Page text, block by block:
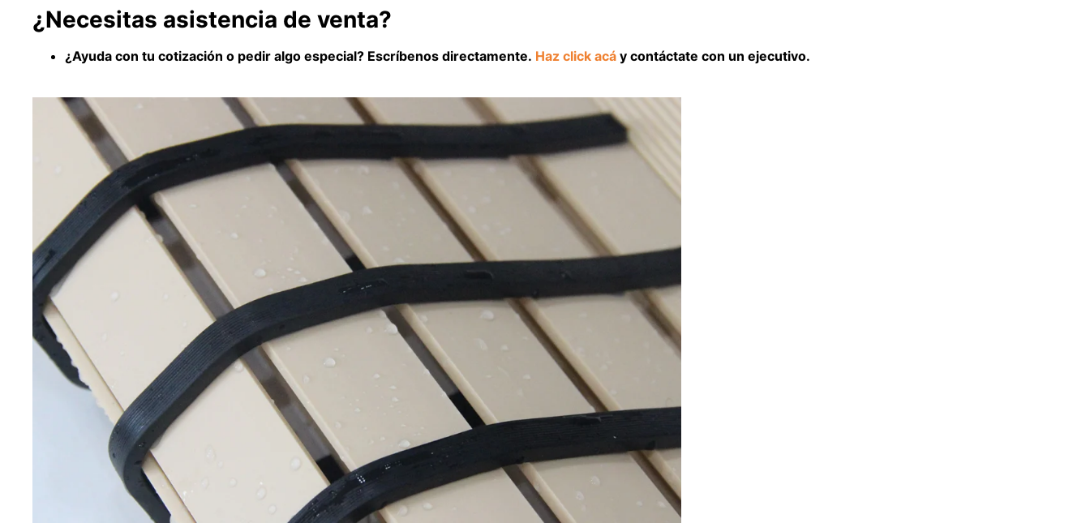
¿Necesitas asistencia de venta?
¿Ayuda con tu cotización o pedir algo especial? Escríbenos directamente. Haz click acá y contáctate con un ejecutivo.